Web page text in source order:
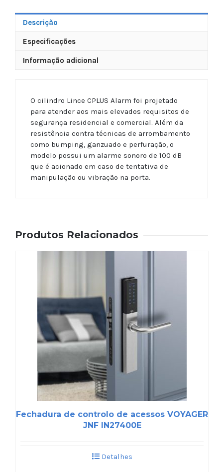
Descrição
Especificações
Informação adicional
O cilindro Lince CPLUS Alarm foi projetado
para atender aos mais elevados requisitos de
segurança residencial e comercial. Além da
resistência contra técnicas de arrombamento
como bumping, ganzuado e perfuração, o
modelo possui um alarme sonoro de 100 dB
que é acionado em caso de tentativa de
manipulação ou vibração na porta.
Produtos Relacionados
Fechadura de controlo de acessos VOYAGER
JNF IN27400E
Detalhes